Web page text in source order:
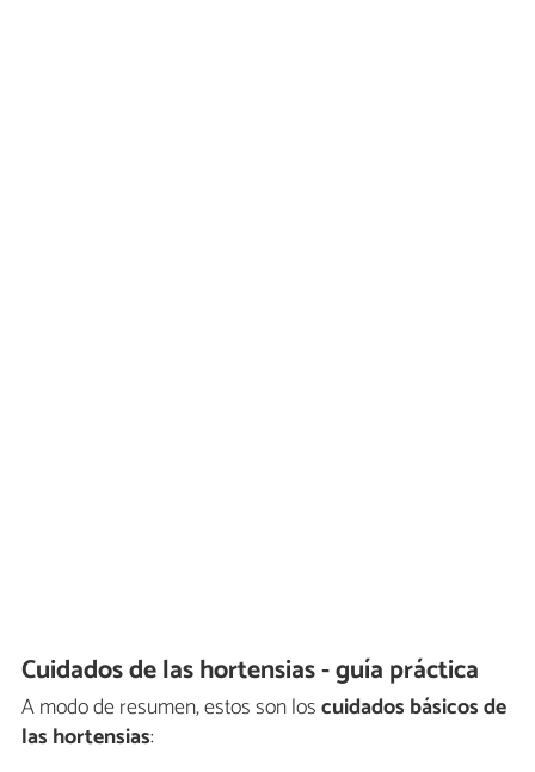
Cuidados de las hortensias - guía práctica
A modo de resumen, estos son loscuidados básicos de
las hortensias: